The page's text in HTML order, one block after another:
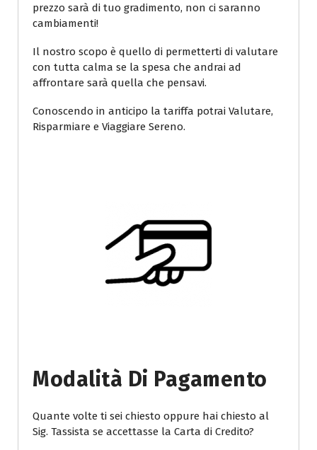
prezzo sarà di tuo gradimento, non ci saranno
cambiamenti!
Il nostro scopo è quello di permetterti di valutare
con tutta calma se la spesa che andrai ad
affrontare sarà quella che pensavi.
Conoscendo in anticipo la tariffa potrai Valutare,
Risparmiare e Viaggiare Sereno.
Modalità Di Pagamento
Quante volte ti sei chiesto oppure hai chiesto al
Sig. Tassista se accettasse la Carta di Credito?